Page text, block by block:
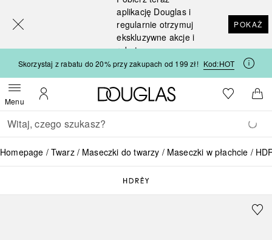
aplikację Douglas i
regularnie otrzymuj
ekskluzywne akcje i
rabaty
POKAŻ
Skorzystaj z rabatu do 20% przy zakupach od 199 zł! Kod:HOT
MenuOtwórz menuMoje konto
Strona główna Douglas
Do listyDo
Wracać
Wykonaj wyszukiwanie
Homepage Twarz Maseczki do twarzy Maseczki w płachcie
[navigation.slideout.screenreader]